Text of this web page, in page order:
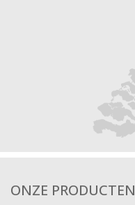
ONZE PRODUCTEN